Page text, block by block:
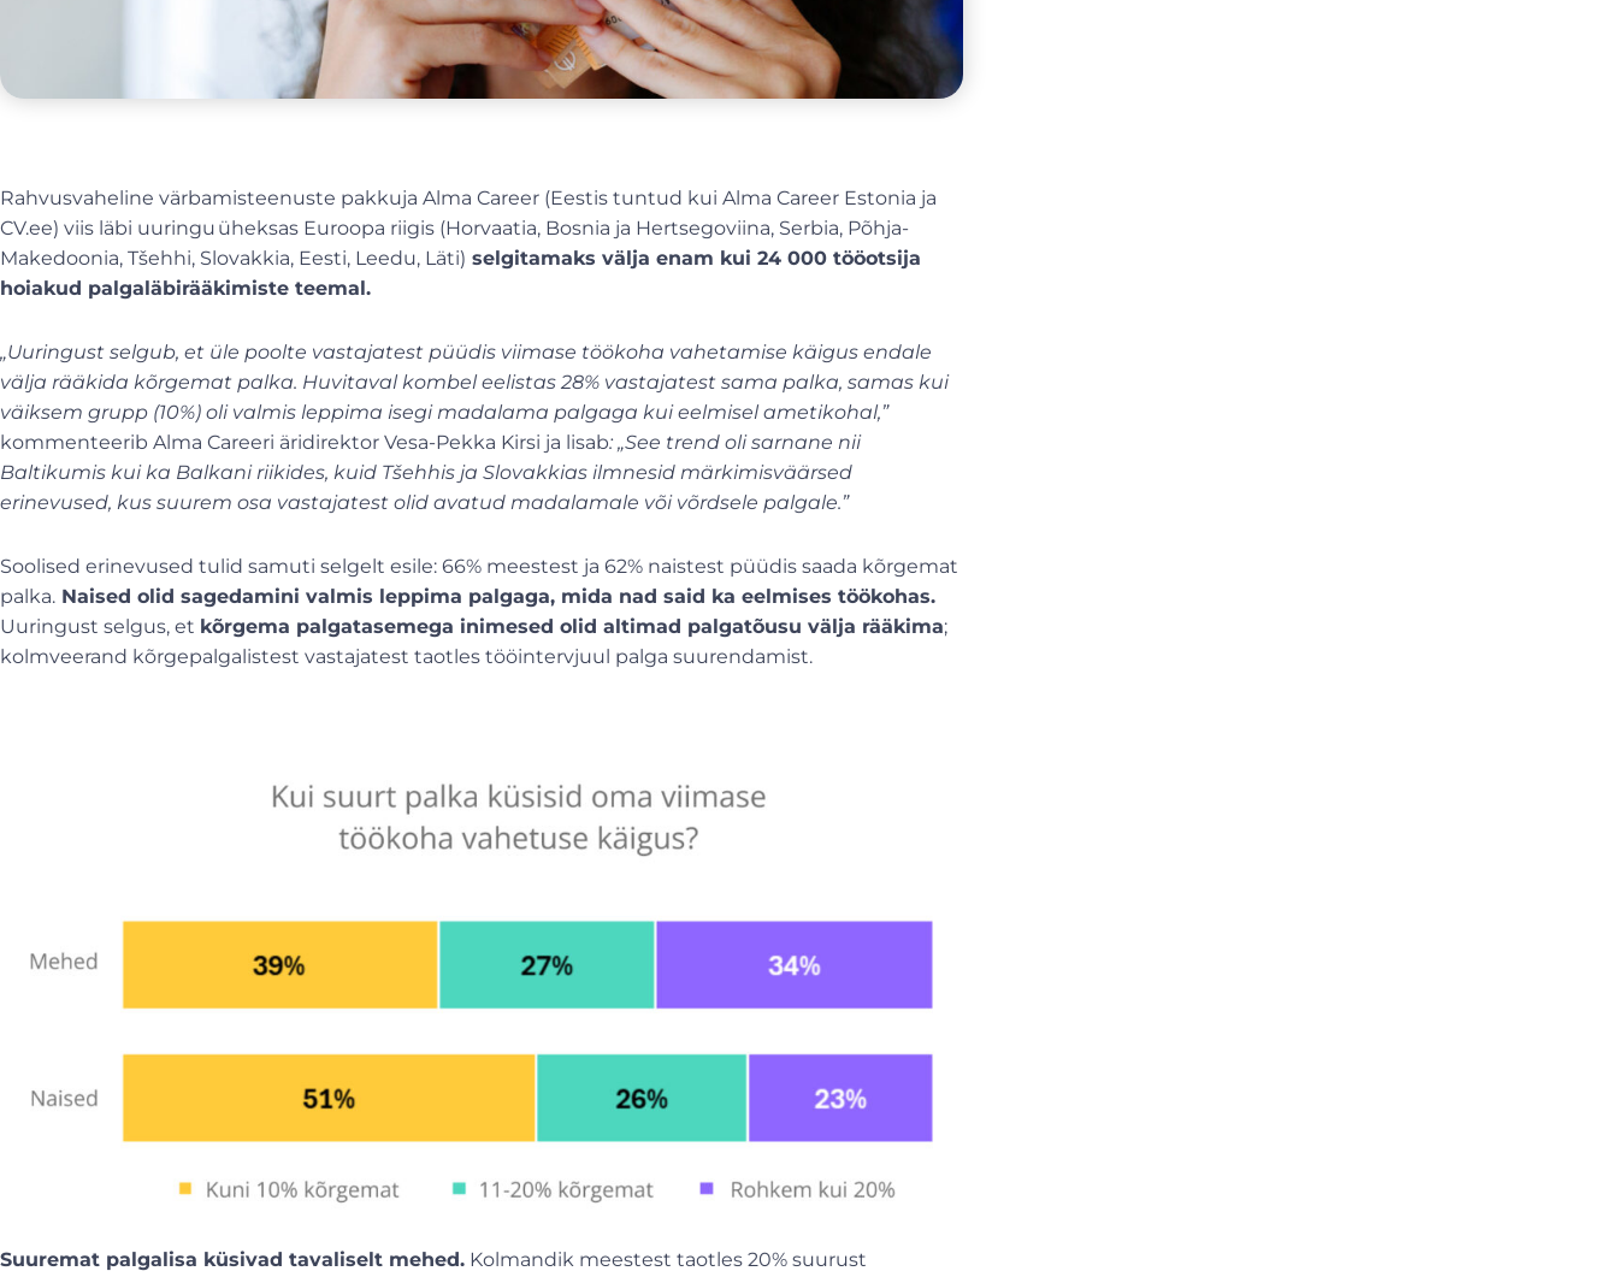
Rahvusvaheline värbamisteenuste pakkuja Alma Career (Eestis tuntud kui Alma Career Estonia ja
CV.ee) viis läbi uuringu üheksas Euroopa riigis (Horvaatia, Bosnia ja Hertsegoviina, Serbia, Põhja-
Makedoonia, Tšehhi, Slovakkia, Eesti, Leedu, Läti) selgitamaks välja enam kui 24 000 tööotsija
hoiakud palgaläbirääkimiste teemal.
„Uuringust selgub, et üle poolte vastajatest püüdis viimase töökoha vahetamise käigus endale
välja rääkida kõrgemat palka. Huvitaval kombel eelistas 28% vastajatest sama palka, samas kui
väiksem grupp (10%) oli valmis leppima isegi madalama palgaga kui eelmisel ametikohal,”
kommenteerib Alma Careeri äridirektor Vesa-Pekka Kirsi ja lisab: „See trend oli sarnane nii
Baltikumis kui ka Balkani riikides, kuid Tšehhis ja Slovakkias ilmnesid märkimisväärsed
erinevused, kus suurem osa vastajatest olid avatud madalamale või võrdsele palgale.”
Soolised erinevused tulid samuti selgelt esile: 66% meestest ja 62% naistest püüdis saada kõrgemat
palka. Naised olid sagedamini valmis leppima palgaga, mida nad said ka eelmises töökohas.
Uuringust selgus, et kõrgema palgatasemega inimesed olid altimad palgatõusu välja rääkima;
kolmveerand kõrgepalgalistest vastajatest taotles tööintervjuul palga suurendamist.
Suuremat palgalisa küsivad tavaliselt mehed. Kolmandik meestest taotles 20% suurust